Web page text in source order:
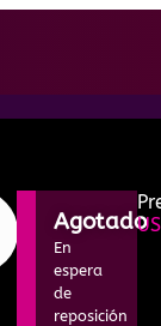
Agotado
En
espera
de
reposición